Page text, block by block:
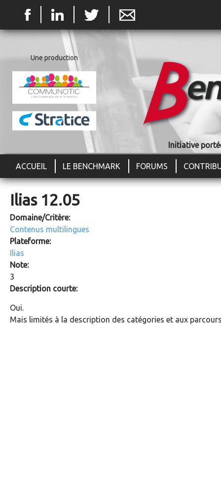
Initiative
Une production
ACCUEIL LE BENCHMARK FORUMS
Ilias 12.05
Domaine/Critère:
Contenus multilingues
Plateforme:
Ilias
Note:
3
Description courte:
Oui.
Mais limités à la description des catégories et aux